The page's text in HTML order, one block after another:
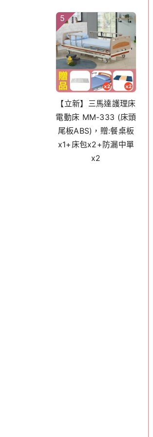
5
【立新】三馬達護理床
電動床 MM-333 (床頭
尾板ABS)，贈:餐桌板
x1+床包x2+防漏中單
x2